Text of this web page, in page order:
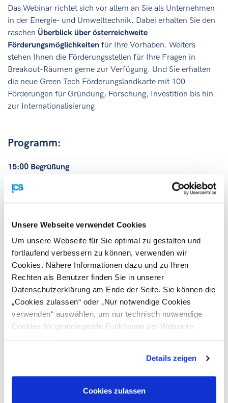
Unsere Webseite verwendet Cookies
Um unsere Webseite für Sie optimal zu gestalten und
fortlaufend verbessern zu können, verwenden wir
Cookies. Nähere Informationen dazu und zu Ihren
Rechten als Benutzer finden Sie in unserer
Datenschutzerklärung am Ende der Seite. Sie können die
„Cookies zulassen“ oder „Nur notwendige Cookies
verwenden“ auswählen, um nur technisch notwendige
Cookies für grundlegende Funktionen der Webseite
Details zeigen
Cookies zulassen
Das Webinar richtet sich vor allem an Sie als Unternehmen
in der Energie- und Umwelttechnik. Dabei erhalten Sie den
raschen Überblick über österreichweite
Förderungsmöglichkeiten für Ihre Vorhaben. Weiters
stehen Ihnen die Förderungsstellen für Ihre Fragen in
Breakout-Räumen gerne zur Verfügung. Und Sie erhalten
die neue Green Tech Förderungslandkarte mit 100
Förderungen für Gründung, Forschung, Investition bis hin
zur Internationalisierung.
Programm:
15:00 Begrüßung
15:10 KLI.EN: Energieforschung laufende Ausschreibung &
Elvira Lutter, Programm-Management, Klima- und
Energiefonds
15:20 FFG: FTI-Kreislaufwirtschaft
Sabine Doworak, Programmmanagement Energie &
Umwelt, FFG
15:30 AWS: Aktuelle Initiativen der aws zur Unterstützung
Collin Michael Flesner, IP Management, Deep Technologies,
Entrepreneurship, aws